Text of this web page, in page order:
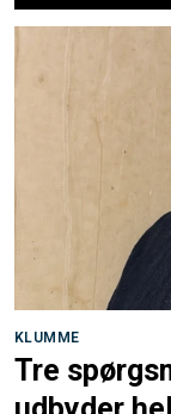
KLUMME
Tre